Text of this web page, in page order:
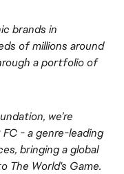
brands in
of millions around
a portfolio of
we’re
- a genre-leading
bringing a global
The World's Game.